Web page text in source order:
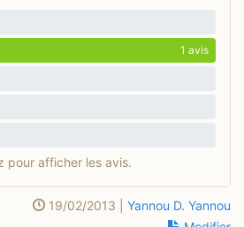
1 avis
pour afficher les avis.
19/02/2013 | Yannou D. Yannou